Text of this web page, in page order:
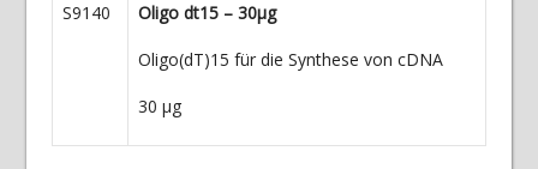
S9140
Oligo dt15 – 30µg
Oligo(dT)15 für die Synthese von cDNA
30 µg